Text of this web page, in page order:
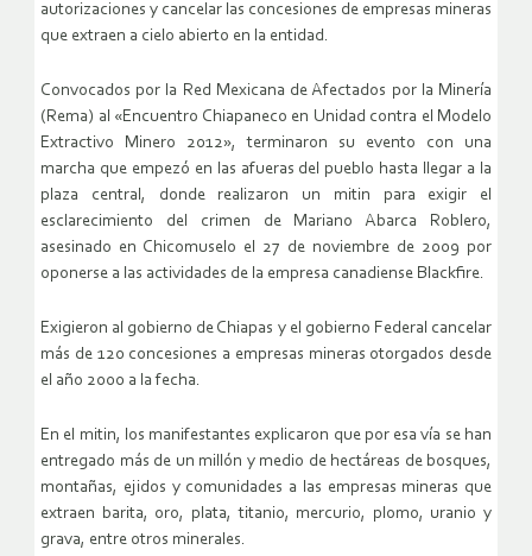
autorizaciones y cancelar las concesiones de empresas mineras
que extraen a cielo abierto en la entidad.
Convocados por la Red Mexicana de Afectados por la Minería
(Rema) al «Encuentro Chiapaneco en Unidad contra el Modelo
Extractivo Minero 2012», terminaron su evento con una
marcha que empezó en las afueras del pueblo hasta llegar a la
plaza central, donde realizaron un mitin para exigir el
esclarecimiento del crimen de Mariano Abarca Roblero,
asesinado en Chicomuselo el 27 de noviembre de 2009 por
oponerse a las actividades de la empresa canadiense Blackfire.
Exigieron al gobierno de Chiapas y el gobierno Federal cancelar
más de 120 concesiones a empresas mineras otorgados desde
el año 2000 a la fecha.
En el mitin, los manifestantes explicaron que por esa vía se han
entregado más de un millón y medio de hectáreas de bosques,
montañas, ejidos y comunidades a las empresas mineras que
extraen barita, oro, plata, titanio, mercurio, plomo, uranio y
grava, entre otros minerales.